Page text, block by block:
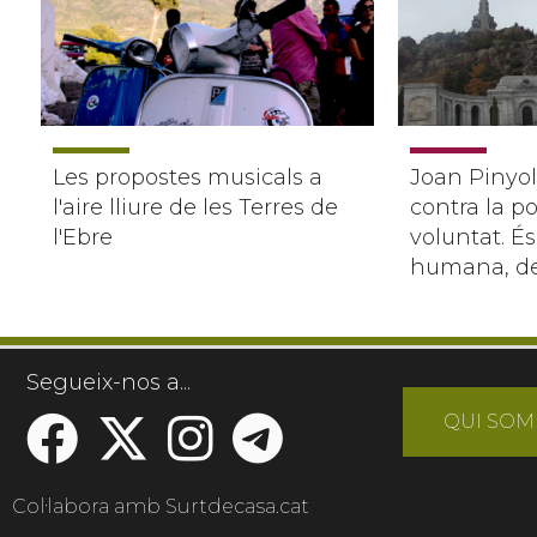
Les propostes musicals a
l'aire lliure de les Terres de
l'Ebre
Joan
contra la
voluntat.
humana,
Segueix-nos a...
QUI SOM
Col·labora amb Surtdecasa.cat